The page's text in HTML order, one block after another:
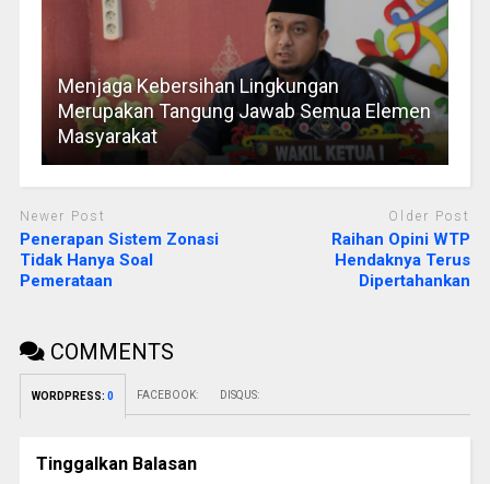
Menjaga Kebersihan Lingkungan
Merupakan Tangung Jawab Semua Elemen
Masyarakat
Newer Post
Penerapan Sistem Zonasi
Tidak Hanya Soal
Pemerataan
Older Post
Raihan Opini WTP
Hendaknya Terus
Dipertahankan
COMMENTS
WORDPRESS: 0 FACEBOOK: DISQUS:
Tinggalkan Balasan